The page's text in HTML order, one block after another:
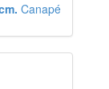
Canapé